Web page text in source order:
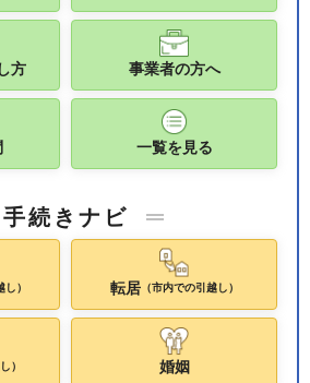
方 事業者の方へ
一覧を見る
手続きナビ
） 転居（市内での引越し）
） 婚姻